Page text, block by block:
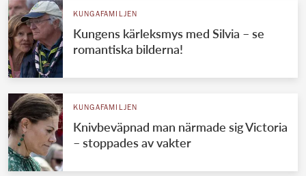
KUNGAFAMILJEN
Kungens kärleksmys med Silvia – se
romantiska bilderna!
KUNGAFAMILJEN
Knivbeväpnad man närmade sig Victoria
– stoppades av vakter